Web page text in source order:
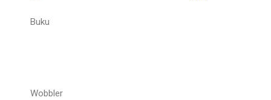
Buku
Wobbler